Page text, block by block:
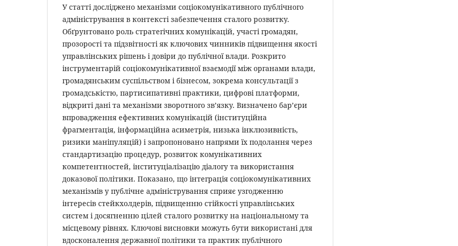
У статті досліджено механізми соціокомунікативного публічного
адміністрування в контексті забезпечення сталого розвитку.
Обґрунтовано роль стратегічних комунікацій, участі громадян,
прозорості та підзвітності як ключових чинників підвищення якості
управлінських рішень і довіри до публічної влади. Розкрито
інструментарій соціокомунікативної взаємодії між органами влади,
громадянським суспільством і бізнесом, зокрема консультації з
громадськістю, партисипативні практики, цифрові платформи,
відкриті дані та механізми зворотного зв’язку. Визначено бар’єри
впровадження ефективних комунікацій (інституційна
фрагментація, інформаційна асиметрія, низька інклюзивність,
ризики маніпуляцій) і запропоновано напрями їх подолання через
стандартизацію процедур, розвиток комунікативних
компетентностей, інституціалізацію діалогу та використання
доказової політики. Показано, що інтеграція соціокомунікативних
механізмів у публічне адміністрування сприяє узгодженню
інтересів стейкхолдерів, підвищенню стійкості управлінських
систем і досягненню цілей сталого розвитку на національному та
місцевому рівнях. Ключові висновки можуть бути використані для
вдосконалення державної політики та практик публічного